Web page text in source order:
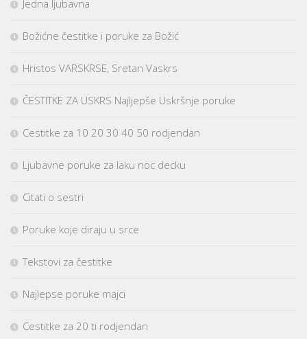
Jedna ljubavna
Božićne čestitke i poruke za Božić
Hristos VARSKRSE, Sretan Vaskrs
ČESTITKE ZA USKRS Najljepše Uskršnje poruke
Cestitke za 10 20 30 40 50 rodjendan
Ljubavne poruke za laku noc decku
Citati o sestri
Poruke koje diraju u srce
Tekstovi za čestitke
Najlepse poruke majci
Cestitke za 20 ti rodjendan